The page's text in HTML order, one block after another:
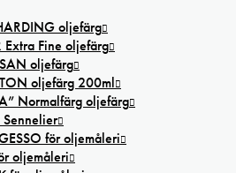
oljefärg
Extra Fine oljefärg
oljefärg
oljefärg 200ml
Normalfärg oljefärg
Sennelier
för oljemåleri
oljemåleri